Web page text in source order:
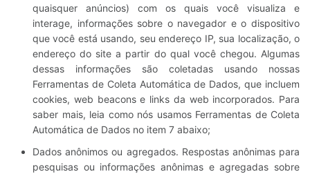
quaisquer anúncios) com os quais você visualiza e
interage, informações sobre o navegador e o dispositivo
que você está usando, seu endereço IP, sua localização, o
endereço do site a partir do qual você chegou. Algumas
dessas informações são coletadas usando nossas
Ferramentas de Coleta Automática de Dados, que incluem
cookies, web beacons e links da web incorporados. Para
saber mais, leia como nós usamos Ferramentas de Coleta
Automática de Dados no item 7 abaixo;
Dados anônimos ou agregados. Respostas anônimas para
pesquisas ou informações anônimas e agregadas sobre